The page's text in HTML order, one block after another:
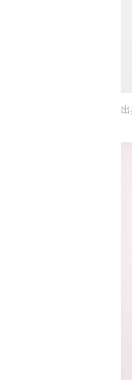
出